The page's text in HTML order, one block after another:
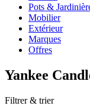
Pots &
Mobilier
Extérieur
Marques
Offres
Yankee
Filtrer & trier